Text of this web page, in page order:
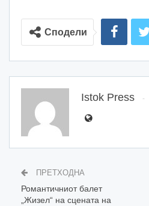
Сподели
Istok Press
ПРЕТХОДНА
Романтичниот балет
„Жизел“ на сцената на